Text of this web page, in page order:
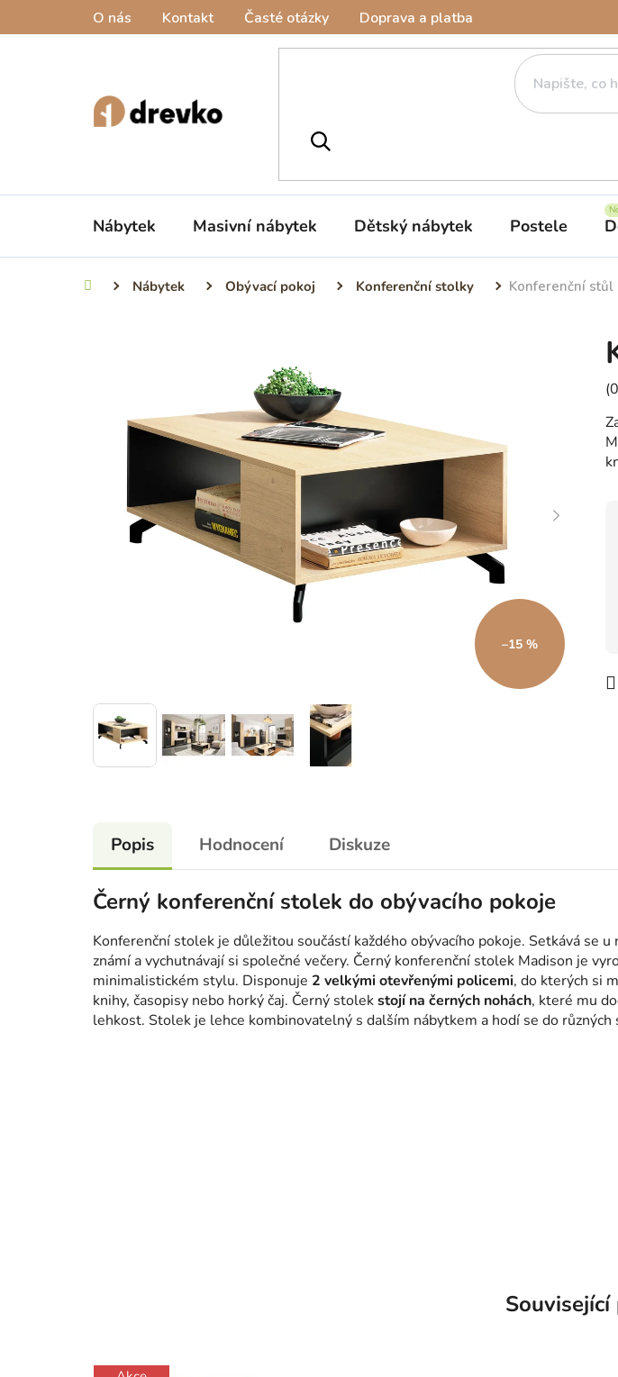
O nás Kontakt Časté otázky Doprava a platba
Nábytek Masivní nábytek Dětský nábytek Postele
Domů Nábytek Obývací pokoj Konferenční stolky Konferenční
je
–15 %
Popis Hodnocení Diskuze
Černý konferenční stolek do obývacího pokoje
Konferenční stolek je důležitou součástí každého obývacího pokoje. Setkává se u
známí a vychutnávají si společné večery. Černý konferenční stolek Madison je
minimalistickém stylu. Disponuje 2 velkými otevřenými policemi, do kterých si
knihy, časopisy nebo horký čaj. Černý stolekstojí na černých nohách, které mu
lehkost. Stolek je lehce kombinovatelný s dalším nábytkem a hodí se do různých